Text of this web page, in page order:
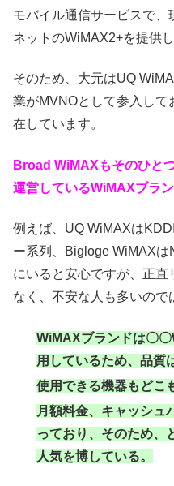
モバイル通信サービスで、
ネットのWiMAX2+を提供
そのため、大元はUQ
業がMVNOとして参入し
在しています。
Broad WiMAXもそのひと
運営しているWiMAXブラ
例えば、UQ WiMAXは
ー系列、Bigloge WiMAXは
にいると安心ですが、正直
なく、不安な人も多いので
WiMAXブランドは〇
用しているため、品質
使用できる機器もどこ
月額料金、キャッシュ
っており、そのため
人気を博している。